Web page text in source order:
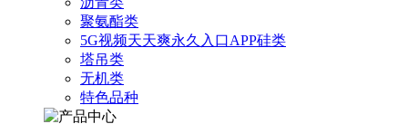
聚氨酯类
5G视频天天爽永久入口APP硅类
塔吊类
无机类
特色品种